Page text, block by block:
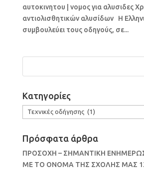
αυτοκινητου | νομος για αλυσιδες
αντιολισθητικών αλυσίδων Η
συμβουλεύει τους οδηγούς, σε...
Kατηγορίες
Kατηγορίες
Πρόσφατα άρθρα
ΠΡΟΣΟΧΗ – ΣΗΜΑΝΤΙΚΗ
ΜΕ ΤΟ ΟΝΟΜΑ ΤΗΣ ΣΧΟΛΗΣ ΜΑΣ